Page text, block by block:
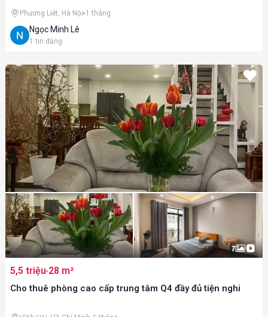
Ngọc Minh Lê
1 tin đăng
Phương Liệt, Hà Nội 1 tháng
7
5,5 triệu 28 m²
Cho thuê phòng cao cấp trung tâm Q4 đầy đủ tiện nghi